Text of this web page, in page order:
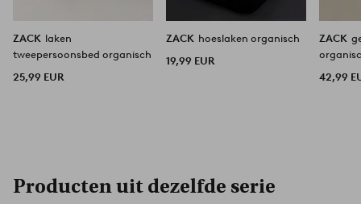
ZACK laken
tweepersoonsbed organisch
25,99 EUR
ZACK hoeslaken organisch
19,99 EUR
ZACK
42,99
Producten uit dezelfde serie